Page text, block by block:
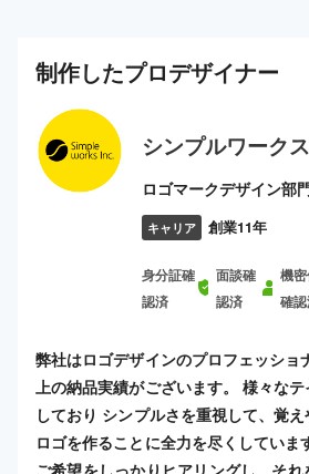
制作したプロデザイナー
シンプルワークス
ロゴマークデザイン部
キャリア 創業11年
身分証確
認済
面談確
認済
機
確
弊社はロゴデザインのプロフェッショ
上の納品実績がございます。 様々な
しており シンプルさを重視して、覚
ロゴを作ることに全力を尽くしていま
ご希望をしっかりヒアリングし、そ